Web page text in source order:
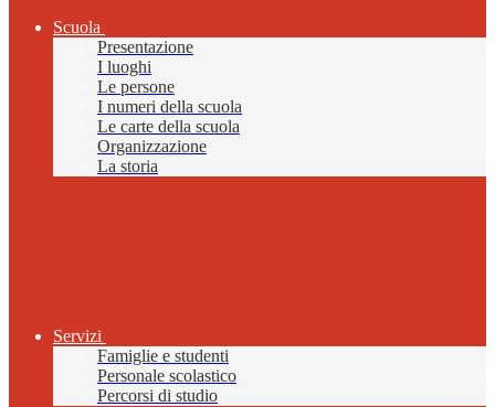
Scuola
Presentazione
I luoghi
Le persone
I numeri della scuola
Le carte della scuola
Organizzazione
La storia
Servizi
Famiglie e studenti
Personale scolastico
Percorsi di studio